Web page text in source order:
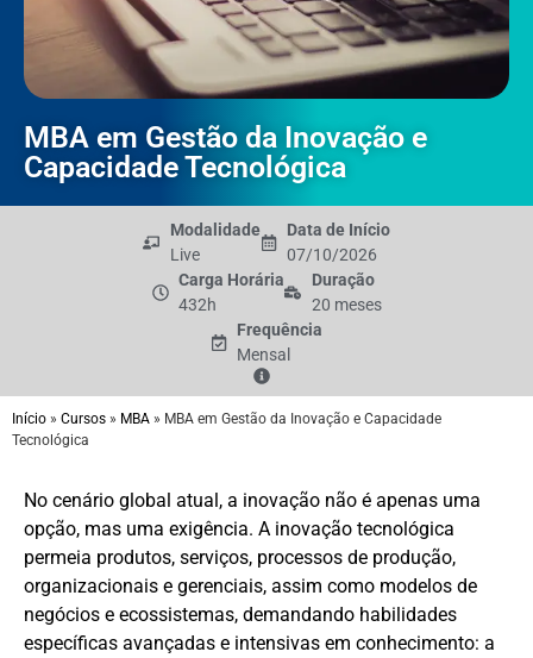
MBA em Gestão da Inovação e
Capacidade Tecnológica
Modalidade
Live
Data de Início
07/10/2026
Carga Horária
432h
Duração
20 meses
Frequência
Mensal
Início » Cursos » MBA » MBA em Gestão da Inovação e Capacidade
Tecnológica
No cenário global atual, a inovação não é apenas uma
opção, mas uma exigência. A inovação tecnológica
permeia produtos, serviços, processos de produção,
organizacionais e gerenciais, assim como modelos de
negócios e ecossistemas, demandando habilidades
específicas avançadas e intensivas em conhecimento: a